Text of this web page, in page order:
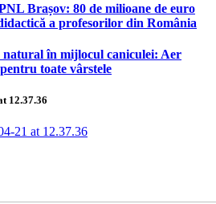
Brașov: 80 de milioane de euro
a profesorilor din România
în mijlocul caniculei: Aer
toate vârstele
12.37.36